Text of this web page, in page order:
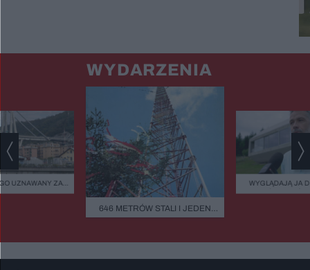
WYDARZENIA
UZNAWANY ZA
MOST
646 METRÓW STALI I JEDEN
BŁĄD - "POWALIŁA GO LUDZKA
WYGLĄDAJĄ JA
ZIELEŃ, KAMIEŃ.